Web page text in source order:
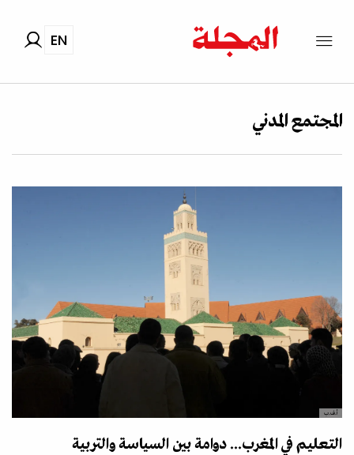
EN
المجتمع المدني
أ.ف.ب
التعليم في المغرب... دوامة بين السياسة والتربية